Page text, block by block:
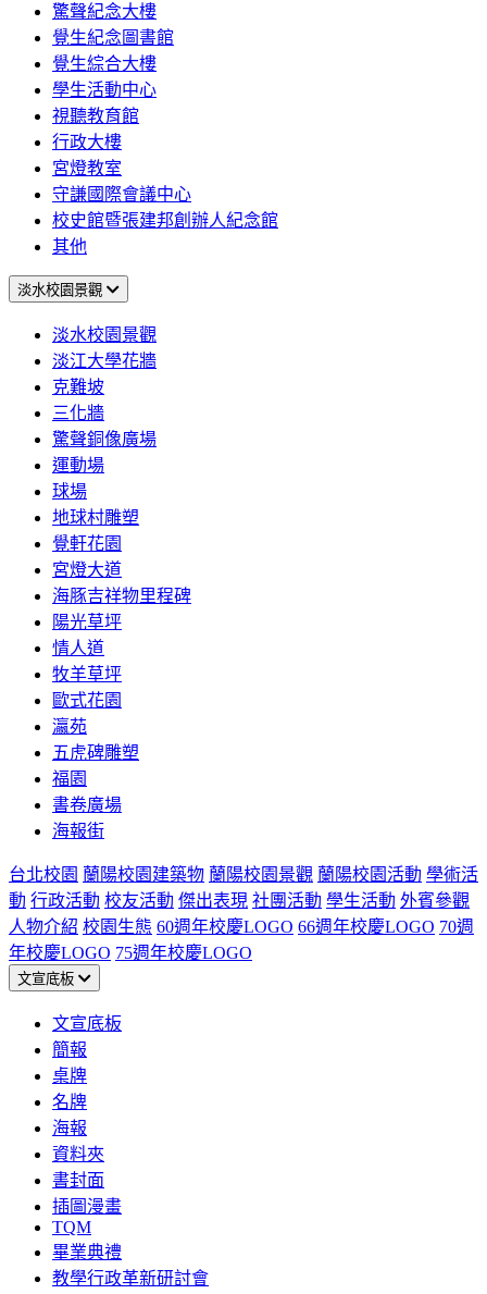
驚聲紀念大樓
覺生紀念圖書館
覺生綜合大樓
學生活動中心
視聽教育館
行政大樓
宮燈教室
守謙國際會議中心
校史館暨張建邦創辦人紀念館
其他
淡水校園景觀
淡水校園景觀
淡江大學花牆
克難坡
三化牆
驚聲銅像廣場
運動場
球場
地球村雕塑
覺軒花園
宮燈大道
海豚吉祥物里程碑
陽光草坪
情人道
牧羊草坪
歐式花園
瀛苑
五虎碑雕塑
福園
書卷廣場
海報街
台北校園 蘭陽校園建築物 蘭陽校園景觀 蘭陽校園活動 學術活
動 行政活動 校友活動 傑出表現 社團活動 學生活動 外賓參觀
人物介紹 校園生態 60週年校慶LOGO 66週年校慶LOGO 70週
年校慶LOGO 75週年校慶LOGO
文宣底板
文宣底板
簡報
桌牌
名牌
海報
資料夾
書封面
插圖漫畫
TQM
畢業典禮
教學行政革新研討會